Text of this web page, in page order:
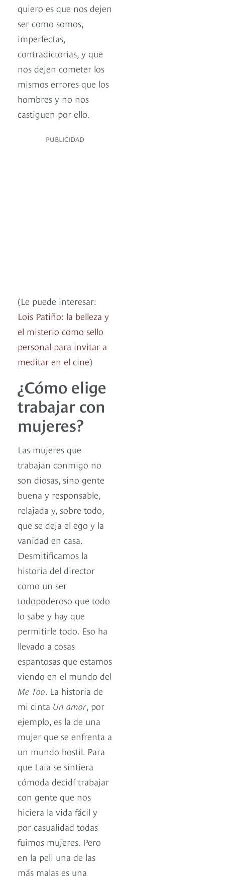
quiero es que nos dejen
ser como somos,
imperfectas,
contradictorias, y que
nos dejen cometer los
mismos errores que los
hombres y no nos
castiguen por ello.
PUBLICIDAD
(Le puede interesar:
Lois Patiño: la belleza y
el misterio como sello
personal para invitar a
meditar en el cine)
¿Cómo elige
trabajar con
mujeres?
Las mujeres que
trabajan conmigo no
son diosas, sino gente
buena y responsable,
relajada y, sobre todo,
que se deja el ego y la
vanidad en casa.
Desmitificamos la
historia del director
como un ser
todopoderoso que todo
lo sabe y hay que
permitirle todo. Eso ha
llevado a cosas
espantosas que estamos
viendo en el mundo del
Me Too. La historia de
mi cinta Un amor, por
ejemplo, es la de una
mujer que se enfrenta a
un mundo hostil. Para
que Laia se sintiera
cómoda decidí trabajar
con gente que nos
hiciera la vida fácil y
por casualidad todas
fuimos mujeres. Pero
en la peli una de las
más malas es una